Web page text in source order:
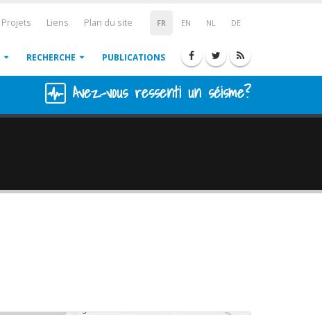
FR EN NL DE
Projets Liens Plan du site
RECHERCHE PUBLICATIONS
Avez-vous ressenti un séisme?